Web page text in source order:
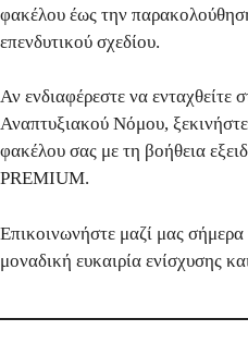
φακέλου έως την
επενδυτικού σχεδίου.
Αν ενδιαφέρεστε να ενταχθείτε
Αναπτυξιακού Νόμου,
φακέλου σας με τη βοήθεια
PREMIUM.
Επικοινωνήστε μαζί μας σήμερα
μοναδική ευκαιρία ενίσχυσης